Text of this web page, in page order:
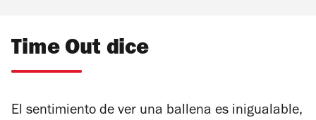
Time Out dice
El sentimiento de ver una ballena es inigualable,